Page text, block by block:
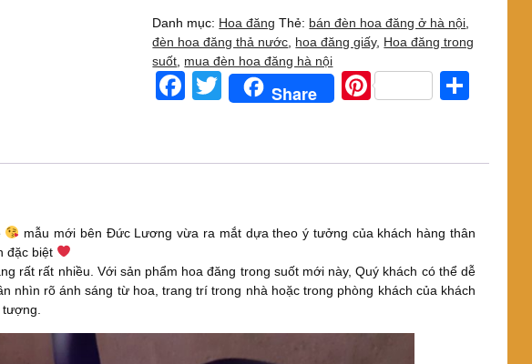
suốt
giúp
ánh
sáng
đèn
số
lượng
Danh mục: Hoa đăng Thẻ: bán đèn hoa đăng ở hà nội
đèn hoa đăng thả nước hoa đăng giấy, Hoa đăng trong
suốt mua đèn hoa đăng hà nội
F
e
o
k
T
er
Share
Pi
e
e
mẫu mới bên Đức Lương vừa ra mắt dựa theo ý tưởng của khách hàng thân
đặc biệt
rất rất nhiều. Với sản phẩm hoa đăng trong suốt mới này, Quý khách có thể dễ
nhìn rõ ánh sáng từ hoa, trang trí trong nhà hoặc trong phòng khách của khách